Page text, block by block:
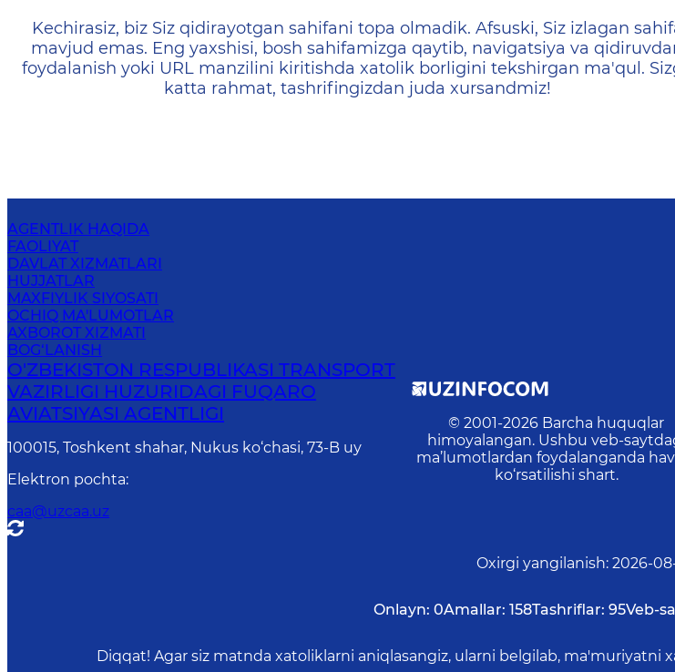
404 — Страница не найдена
Kechirasiz, biz Siz qidirayotgan sahifani topa olmadik. Afsuski, Siz izlagan
mavjud emas. Eng yaxshisi, bosh sahifamizga qaytib, navigatsiya va
foydalanish yoki URL manzilini kiritishda xatolik borligini tekshirgan ma'qul.
katta rahmat, tashrifingizdan juda xursandmiz!
AGENTLIK HAQIDA
FAOLIYAT
DAVLAT XIZMATLARI
HUJJATLAR
MAXFIYLIK SIYOSATI
OCHIQ MA'LUMOTLAR
AXBOROT XIZMATI
BOG‘LANISH
O'ZBEKISTON RESPUBLIKASI TRANSPORT
VAZIRLIGI HUZURIDAGI FUQARO
AVIATSIYASI AGENTLIGI
100015, Toshkent shahar, Nukus ko‘chasi, 73-B uу
Elektron pochta:
caa@uzcaa.uz
© 2001-2026 Barcha huquqlar
himoyalangan. Ushbu veb-
ma’lumotlardan foydalanganda
ko‘rsatilishi shart.
Oxirgi yangilanish: 2026-08-
Onlayn: 0Amallar: 158Tashriflar: 95Veb-
Diqqat! Agar siz matnda xatoliklarni aniqlasangiz, ularni belgilab,